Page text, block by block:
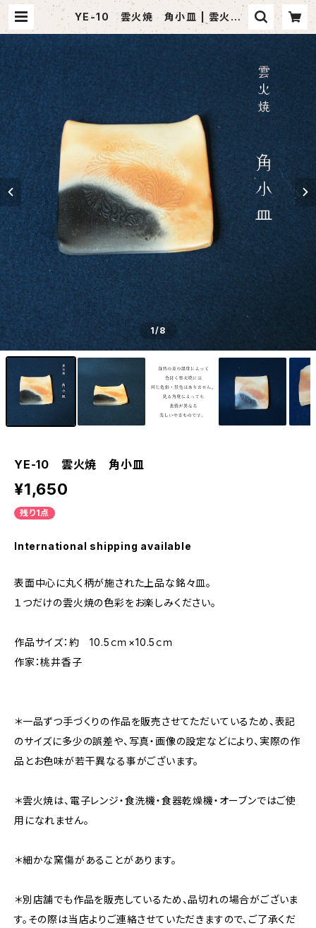
YE-10 雲火焼 角小皿 | 雲火焼
Webショップ
1/8
YE-10 雲火焼 角小皿
¥1,650
残り1点
International shipping available
表面中心に丸く柄が施された上品な銘々皿。
１つだけの雲火焼の色彩をお楽しみください。
作品サイズ：約 10.5ｃｍ×10.5ｃｍ
作家：桃井香子
＊一品ずつ手づくりの作品を販売させてただいているため、表記
のサイズに多少の誤差や、写真・画像の設定などにより、実際の作
品とお色味が若干異なる事がございます。
＊雲火焼は、電子レンジ・食洗機・食器乾燥機・オーブンではご使
用になれません。
＊細かな窯傷があることがあります。
＊別店舗でも作品を販売しているため、品切れの場合がございま
す。その際は当店よりご連絡させていただきますので、ご了承くだ